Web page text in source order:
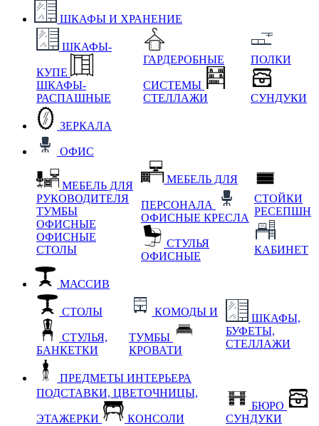
ШКАФЫ И ХРАНЕНИЕ
ШКАФЫ-
КУПЕ
ШКАФЫ-
РАСПАШНЫЕ
ГАРДЕРОБНЫЕ
СИСТЕМЫ
СТЕЛЛАЖИ
ПОЛКИ
СУНДУКИ
ЗЕРКАЛА
ОФИС
МЕБЕЛЬ ДЛЯ
РУКОВОДИТЕЛЯ
ТУМБЫ
ОФИСНЫЕ
ОФИСНЫЕ
СТОЛЫ
МЕБЕЛЬ ДЛЯ
ПЕРСОНАЛА
ОФИСНЫЕ КРЕСЛА
СТУЛЬЯ
ОФИСНЫЕ
СТОЙКИ
РЕСЕПШН
КАБИНЕТ
МАССИВ
СТОЛЫ
СТУЛЬЯ,
БАНКЕТКИ
КОМОДЫ И
ТУМБЫ
КРОВАТИ
ШКАФЫ,
БУФЕТЫ,
СТЕЛЛАЖИ
ПРЕДМЕТЫ ИНТЕРЬЕРА
ПОДСТАВКИ, ЦВЕТОЧНИЦЫ,
ЭТАЖЕРКИ КОНСОЛИ
БЮРО
СУНДУКИ